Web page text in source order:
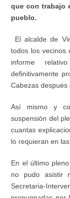
que con trabajo
pueblo.
El alcalde de
todos los vecinos
informe
definitivamente
Cabezas
Así mismo y
suspensión del
cuantas
lo requieran en
En el último
no pudo asistir
Secretaria-